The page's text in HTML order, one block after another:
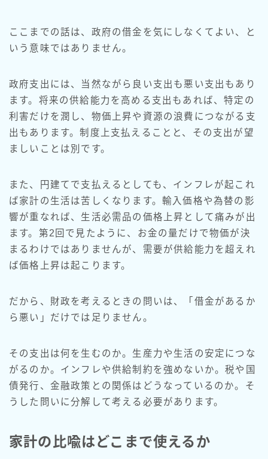
ここまでの話は、政府の借金を気にしなくてよい、と
いう意味ではありません。
政府支出には、当然ながら良い支出も悪い支出もあり
ます。将来の供給能力を高める支出もあれば、特定の
利害だけを潤し、物価上昇や資源の浪費につながる支
出もあります。制度上支払えることと、その支出が望
ましいことは別です。
また、円建てで支払えるとしても、インフレが起これ
ば家計の生活は苦しくなります。輸入価格や為替の影
響が重なれば、生活必需品の価格上昇として痛みが出
ます。第2回で見たように、お金の量だけで物価が決
まるわけではありませんが、需要が供給能力を超えれ
ば価格上昇は起こります。
だから、財政を考えるときの問いは、「借金があるか
ら悪い」だけでは足りません。
その支出は何を生むのか。生産力や生活の安定につな
がるのか。インフレや供給制約を強めないか。税や国
債発行、金融政策との関係はどうなっているのか。そ
うした問いに分解して考える必要があります。
家計の比喩はどこまで使えるか